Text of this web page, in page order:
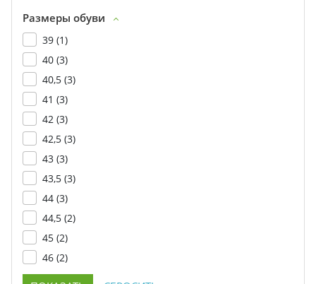
Размеры обуви
39 (1)
40 (3)
40,5 (3)
41 (3)
42 (3)
42,5 (3)
43 (3)
43,5 (3)
44 (3)
44,5 (2)
45 (2)
46 (2)